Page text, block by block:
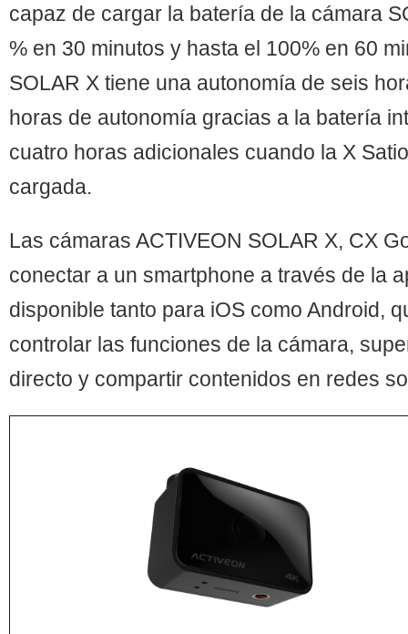
capaz de cargar la batería de la cámara
% en 30 minutos y hasta el 100% en 60
SOLAR X tiene una autonomía de seis
horas de autonomía gracias a la batería
cuatro horas adicionales cuando la X
cargada.
Las cámaras ACTIVEON SOLAR X, CX
conectar a un smartphone a través de la
disponible tanto para iOS como Android,
controlar las funciones de la cámara,
directo y compartir contenidos en redes